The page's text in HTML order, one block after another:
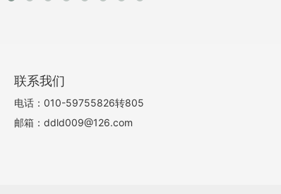
联系我们
电话：010-59755826转805
邮箱：ddld009@126.com